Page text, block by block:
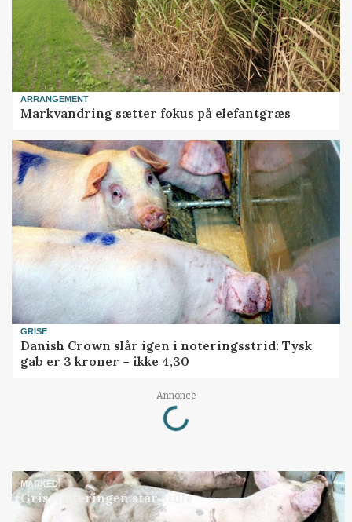
ARRANGEMENT
Markvandring sætter fokus på elefantgræs
GRISE
Danish Crown slår igen i noteringsstrid: Tysk
gab er 3 kroner – ikke 4,30
Annonce
Loading...
MARKED
Grisenoteringen står stille